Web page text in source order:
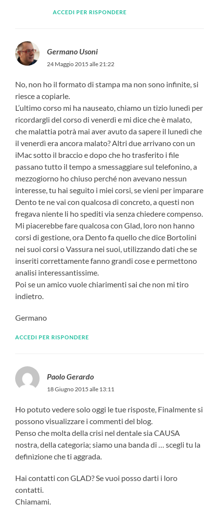
ACCEDI PER RISPONDERE
Germano Usoni
24 Maggio 2015 alle 21:22
No, non ho il formato di stampa ma non sono infinite, si
riesce a copiarle.
L’ultimo corso mi ha nauseato, chiamo un tizio lunedì per
ricordargli del corso di venerdì e mi dice che è malato,
che malattia potrà mai aver avuto da sapere il lunedì che
il venerdì era ancora malato? Altri due arrivano con un
iMac sotto il braccio e dopo che ho trasferito i file
passano tutto il tempo a smessaggiare sul telefonino, a
mezzogiorno ho chiuso perché non avevano nessun
interesse, tu hai seguito i miei corsi, se vieni per imparare
Dento te ne vai con qualcosa di concreto, a questi non
fregava niente li ho spediti via senza chiedere compenso.
Mi piacerebbe fare qualcosa con Glad, loro non hanno
corsi di gestione, ora Dento fa quello che dice Bortolini
nei suoi corsi o Vassura nei suoi, utilizzando dati che se
inseriti correttamente fanno grandi cose e permettono
analisi interessantissime.
Poi se un amico vuole chiarimenti sai che non mi tiro
indietro.
Germano
ACCEDI PER RISPONDERE
Paolo Gerardo
18 Giugno 2015 alle 13:11
Ho potuto vedere solo oggi le tue risposte, Finalmente si
possono visualizzare i commenti del blog.
Penso che molta della crisi nel dentale sia CAUSA
nostra, della categoria; siamo una banda di … scegli tu la
definìzione che ti aggrada.
Hai contatti con GLAD? Se vuoi posso darti i loro
contatti.
Chiamami.